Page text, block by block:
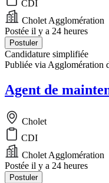
CDI
Cholet Agglomération
Postée il y a 24 heures
Postuler
Candidature simplifiée
Publiée via Agglomération
Agent de
Cholet
CDI
Cholet Agglomération
Postée il y a 24 heures
Postuler